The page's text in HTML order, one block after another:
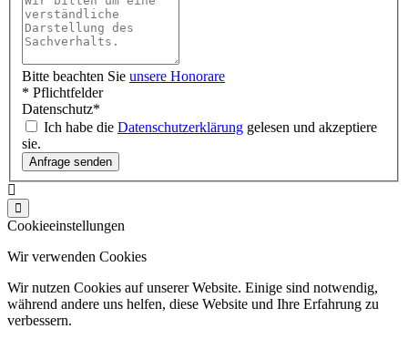
Bitte beachten Sie unsere Honorare
* Pflichtfelder
Datenschutz*
Ich habe die Datenschutzerklärung gelesen und akzeptiere
sie.
Cookieeinstellungen
Wir verwenden Cookies
Wir nutzen Cookies auf unserer Website. Einige sind notwendig,
während andere uns helfen, diese Website und Ihre Erfahrung zu
verbessern.